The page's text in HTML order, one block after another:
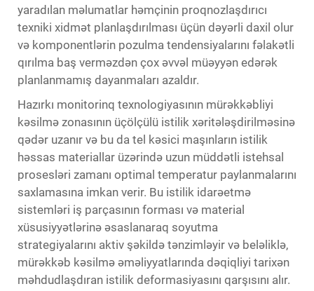
yaradılan məlumatlar həmçinin proqnozlaşdırıcı
texniki xidmət planlaşdırılması üçün dəyərli daxil olur
və komponentlərin pozulma tendensiyalarını fəlakətli
qırılma baş verməzdən çox əvvəl müəyyən edərək
planlanmamış dayanmaları azaldır.
Hazırkı monitorinq texnologiyasının mürəkkəbliyi
kəsilmə zonasının üçölçülü istilik xəritələşdirilməsinə
qədər uzanır və bu da tel kəsici maşınların istilik
həssas materiallar üzərində uzun müddətli istehsal
prosesləri zamanı optimal temperatur paylanmalarını
saxlamasına imkan verir. Bu istilik idarəetmə
sistemləri iş parçasının forması və material
xüsusiyyətlərinə əsaslanaraq soyutma
strategiyalarını aktiv şəkildə tənzimləyir və beləliklə,
mürəkkəb kəsilmə əməliyyatlarında dəqiqliyi tarixən
məhdudlaşdıran istilik deformasiyasını qarşısını alır.